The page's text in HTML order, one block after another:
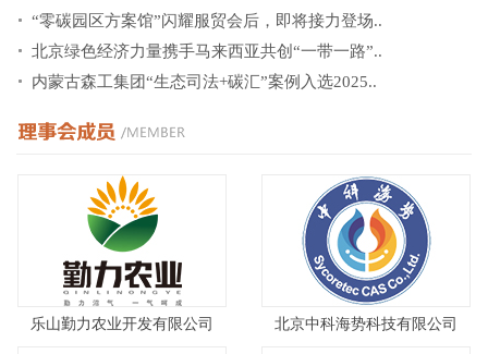
“零碳园区方案馆”闪耀服贸会后，即将接力登场..
北京绿色经济力量携手马来西亚共创“一带一路”..
内蒙古森工集团“生态司法+碳汇”案例入选2025..
乐山勤力农业开发有限公司 北京中科海势科技有限公司